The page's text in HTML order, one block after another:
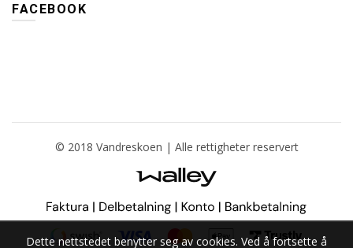
FACEBOOK
© 2018 Vandreskoen | Alle rettigheter reservert
Dette nettstedet benytter seg av cookies. Ved å fortsette å